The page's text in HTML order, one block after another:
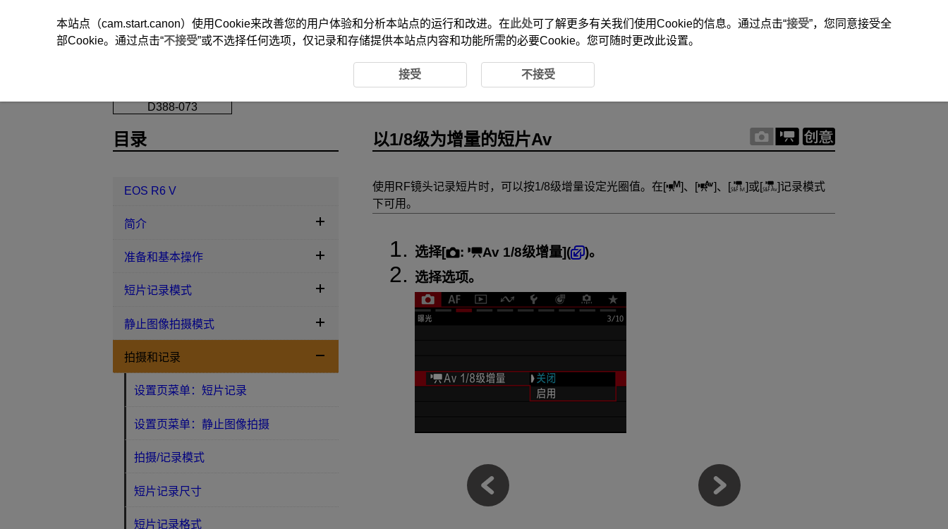
D388-073
以1/8级为增量的短片Av
使用RF镜头记录短片时，可以按1/8级增量设定光圈值。在[ ]、[ ]、[ ]或[
]记录模式
下可用。
选择[ : Av 1/8级增量](
)。
选择选项。
目录
EOS R6 V
简介
准备和基本操作
短片记录模式
静止图像拍摄模式
拍摄和记录
设置页菜单：短片记录
设置页菜单：静止图像拍摄
拍摄/记录模式
短片记录尺寸
短片记录格式
本站点（cam.start.canon）使用Cookie来改善您的用户体验和分析本站点的运行和改进。在此处可了解更多有关我们使用Cookie的信息。通过点击“接受”，您同意接受全
部Cookie。通过点击“不接受”或不选择任何选项，仅记录和存储提供本站点内容和功能所需的必要Cookie。您可随时更改此设置。
接受 不接受